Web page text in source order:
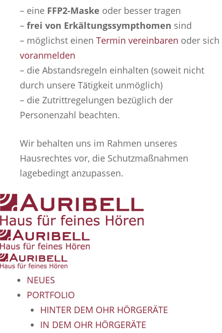
– eine FFP2-Maske oder besser tragen
– frei von Erkältungssympthomen sind
– möglichst einen Termin vereinbaren oder sich
voranmelden
– die Abstandsregeln einhalten (soweit nicht
durch unsere Tätigkeit unmöglich)
– die Zutrittregelungen bezüglich der
Personenzahl beachten.
Wir behalten uns im Rahmen unseres
Hausrechtes vor, die Schutzmaßnahmen
lagebedingt anzupassen.
NEUES
PORTFOLIO
HINTER DEM OHR HÖRGERÄTE
IN DEM OHR HÖRGERÄTE